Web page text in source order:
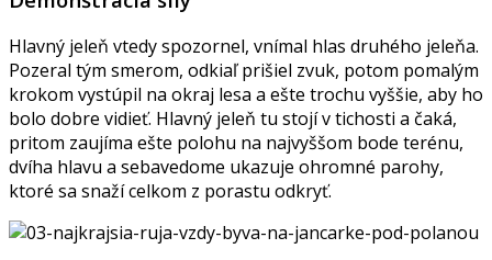
Hlavný jeleň vtedy spozornel, vnímal hlas druhého jeleňa.
Pozeral tým smerom, odkiaľ prišiel zvuk, potom pomalým
krokom vystúpil na okraj lesa a ešte trochu vyššie, aby ho
bolo dobre vidieť. Hlavný jeleň tu stojí v tichosti a čaká,
pritom zaujíma ešte polohu na najvyššom bode terénu,
dvíha hlavu a sebavedome ukazuje ohromné parohy,
ktoré sa snaží celkom z porastu odkryť.